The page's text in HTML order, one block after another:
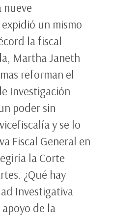
nueve
un mismo
la fiscal
Martha Janeth
reforman el
Investigación
poder sin
y se lo
Fiscal General en
la Corte
¿Qué hay
Investigativa
apoyo de la